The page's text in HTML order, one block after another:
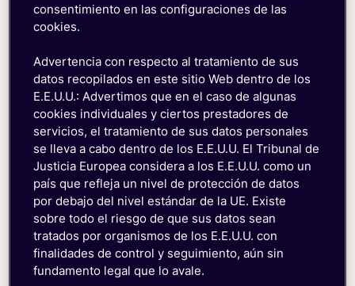
Empiece ahora. Escale sin límites.
Su empresa, en constante evolución, necesita una
gestión de conectividad igual de ágil. Despliegue y
escale de forma ilimitada.
Vaya un paso por delante. Resuelva
con rapidez.
consentimiento en las configuraciones de las
cookies.
Advertencia con respecto al tratamiento de sus
datos recopilados en este sitio Web dentro de los
E.E.U.U.: Advertimos que en el caso de algunas
cookies individuales y ciertos prestadores de
servicios, el tratamiento de sus datos personales
se lleva a cabo dentro de los E.E.U.U. El Tribunal de
Justicia Europea considera a los E.E.U.U. como un
país que refleja un nivel de protección de datos
por debajo del nivel estándar de la UE. Existe
sobre todo el riesgo de que sus datos sean
tratados por organismos de los E.E.U.U. con
finalidades de control y seguimiento, aún sin
fundamento legal que lo avale.